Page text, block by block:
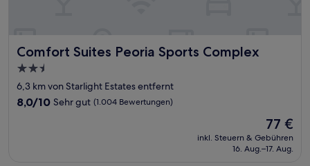
Comfort Suites Peoria Sports Complex
Comfort Suites Peoria Sports Complex
2.5-
Sterne-
Unterkunft
6,3 km von Starlight Estates entfernt
8.0
8,0/10 Sehr gut (1.004 Bewertungen)
Der
Preis
beträgt
77 €
inkl. Steuern & Gebühren
16. Aug.–17. Aug.